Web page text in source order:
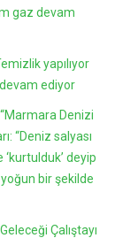
gaz devam
yapılıyor
ediyor
“Marmara Denizi
“Deniz salyası
deyip
bir şekilde
Çalıştayı